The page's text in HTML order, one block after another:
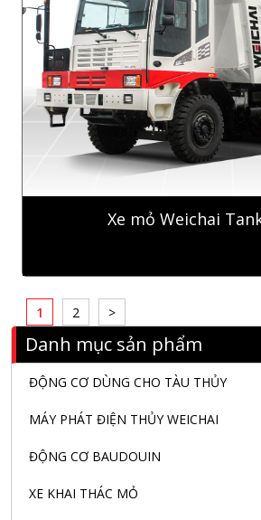
Danh mục sản phẩm
ĐỘNG CƠ DÙNG CHO TÀU THỦY
MÁY PHÁT ĐIỆN THỦY WEICHAI
ĐỘNG CƠ BAUDOUIN
XE KHAI THÁC MỎ
Xe mỏ Weichai
1 2 >